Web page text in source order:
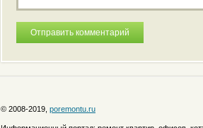
© 2008-2019, poremontu.ru